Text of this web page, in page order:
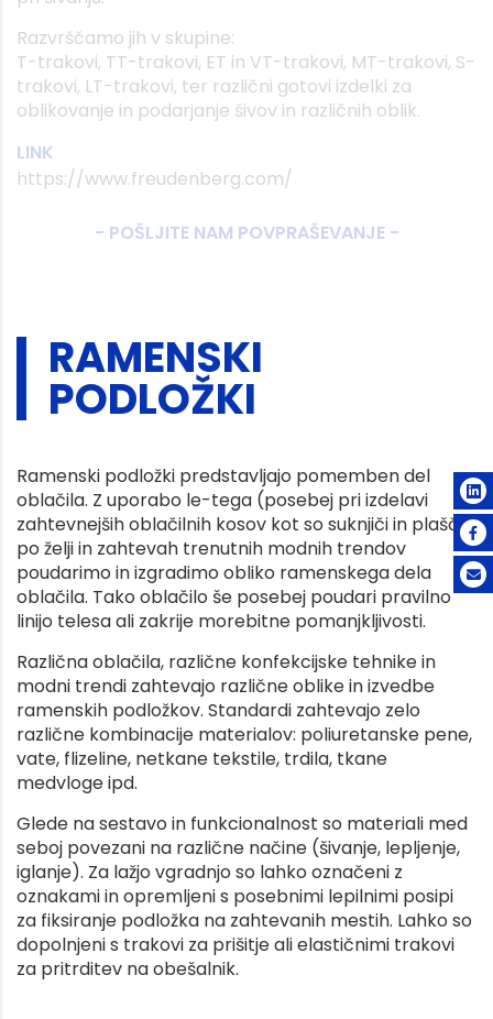
Razvrščamo jih v skupine:
T-trakovi, TT-trakovi, ET in VT-trakovi, MT-trakovi, S-
trakovi, LT-trakovi, ter različni gotovi izdelki za
oblikovanje in podarjanje šivov in različnih oblik.
LINK
https://www.freudenberg.com/
- POŠLJITE NAM POVPRAŠEVANJE -
RAMENSKI
PODLOŽKI
Ramenski podložki predstavljajo pomemben del
oblačila. Z uporabo le-tega (posebej pri izdelavi
zahtevnejših oblačilnih kosov kot so suknjiči in plašči)
po želji in zahtevah trenutnih modnih trendov
poudarimo in izgradimo obliko ramenskega dela
oblačila. Tako oblačilo še posebej poudari pravilno
linijo telesa ali zakrije morebitne pomanjkljivosti.
Različna oblačila, različne konfekcijske tehnike in
modni trendi zahtevajo različne oblike in izvedbe
ramenskih podložkov. Standardi zahtevajo zelo
različne kombinacije materialov: poliuretanske pene,
vate, flizeline, netkane tekstile, trdila, tkane
medvloge ipd.
Glede na sestavo in funkcionalnost so materiali med
seboj povezani na različne načine (šivanje, lepljenje,
iglanje). Za lažjo vgradnjo so lahko označeni z
oznakami in opremljeni s posebnimi lepilnimi posipi
za fiksiranje podložka na zahtevanih mestih. Lahko so
dopolnjeni s trakovi za prišitje ali elastičnimi trakovi
za pritrditev na obešalnik.